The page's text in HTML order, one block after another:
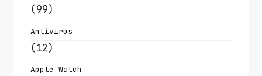
(99)
Antivirus
(12)
Apple Watch